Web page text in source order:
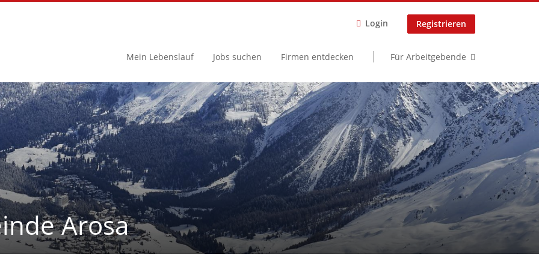
Login Registrieren
Mein Lebenslauf Jobs suchen Firmen entdecken Für Arbeitgebende
Arosa